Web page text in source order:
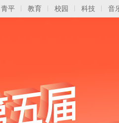
青平 教育 校园 科技 音